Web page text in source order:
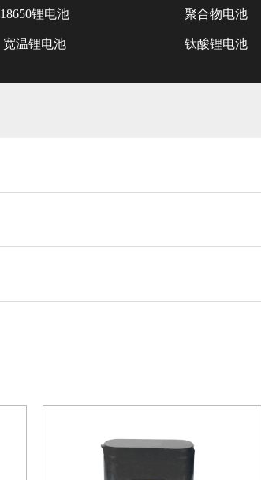
18650锂电池 聚合物电池
宽温锂电池 钛酸锂电池